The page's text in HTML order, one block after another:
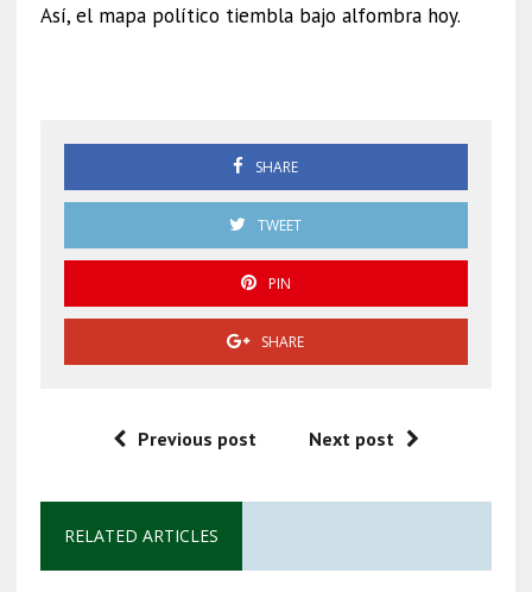
Así, el mapa político tiembla bajo alfombra hoy.
SHARE
TWEET
PIN
SHARE
Previous post Next post
RELATED ARTICLES